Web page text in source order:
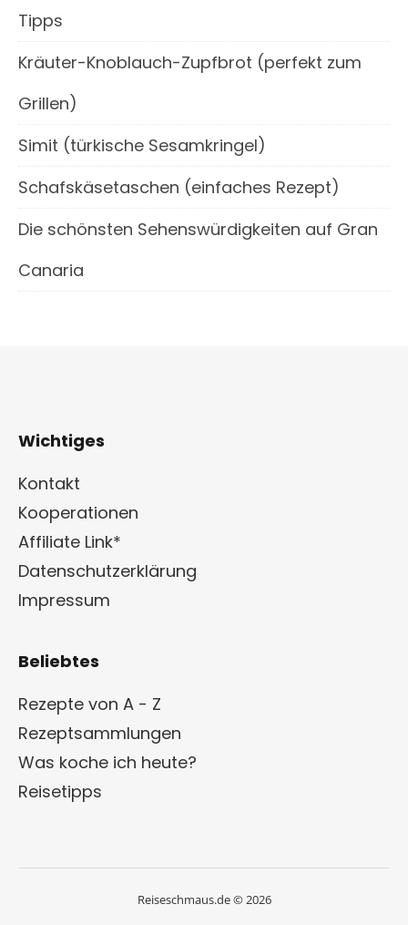
Tipps
Kräuter-Knoblauch-Zupfbrot (perfekt zum
Grillen)
Simit (türkische Sesamkringel)
Schafskäsetaschen (einfaches Rezept)
Die schönsten Sehenswürdigkeiten auf Gran
Canaria
Wichtiges
Kontakt
Kooperationen
Affiliate Link*
Datenschutzerklärung
Impressum
Beliebtes
Rezepte von A - Z
Rezeptsammlungen
Was koche ich heute?
Reisetipps
Reiseschmaus.de © 2026